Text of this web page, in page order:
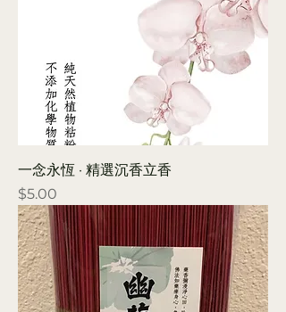
一念永恆 · 精選沉香立香
Price
$5.00